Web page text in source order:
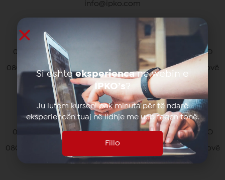
info@ipko.com
Kujdesi Ndaj Klientëve Privat
049/700 700 pa pagesë për thirrjet brenda rrjetit IPKO
080070070 pa pagesë nga të gjithë operatorët në Kosovë
*770# për thirrjet nga roaming
Kujdesi Ndaj Klientëve të Biznesit
049/700 900 pa pagesë për thirrjet brenda rrjetit IPKO
080070000 pa pagesë nga të gjithë operatorët në Kosovë
Si eshteeksperiencane webin e
IPKO’s?
Ju lutem kurseni pak minuta për të ndarë
eksperiencën tuaj në lidhje me ueb faqen tonë.
Fillo